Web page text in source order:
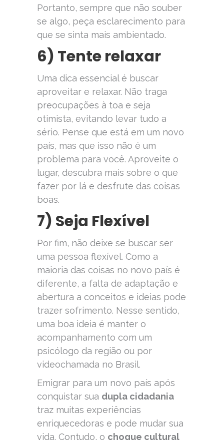
Portanto, sempre que não souber
se algo, peça esclarecimento para
que se sinta mais ambientado.
6) Tente relaxar
Uma dica essencial é buscar
aproveitar e relaxar. Não traga
preocupações à toa e seja
otimista, evitando levar tudo a
sério. Pense que está em um novo
país, mas que isso não é um
problema para você. Aproveite o
lugar, descubra mais sobre o que
fazer por lá e desfrute das coisas
boas.
7) Seja Flexível
Por fim, não deixe se buscar ser
uma pessoa flexível. Como a
maioria das coisas no novo país é
diferente, a falta de adaptação e
abertura a conceitos e ideias pode
trazer sofrimento. Nesse sentido,
uma boa ideia é manter o
acompanhamento com um
psicólogo da região ou por
videochamada no Brasil.
Emigrar para um novo país após
conquistar sua dupla cidadania
traz muitas experiências
enriquecedoras e pode mudar sua
vida. Contudo, o choque cultural